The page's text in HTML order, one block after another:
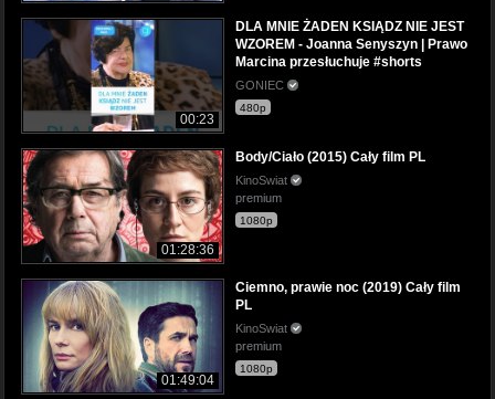
00:23
DLA MNIE ŻADEN KSIĄDZ NIE JEST
WZOREM - Joanna Senyszyn | Prawo
Marcina przesłuchuje #shorts
GONIEC
480p
01:28:36
Body/Ciało (2015) Cały film PL
KinoSwiat
premium
1080p
01:49:04
Ciemno, prawie noc (2019) Cały film
PL
KinoSwiat
premium
1080p